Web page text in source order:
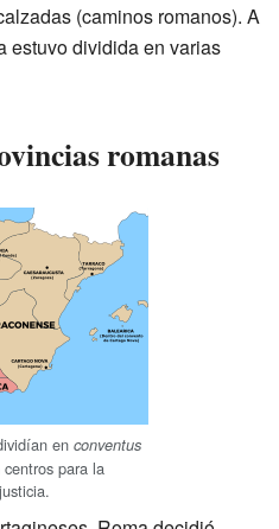
(caminos romanos). A
estuvo dividida en varias
romanas
en conventus
para la